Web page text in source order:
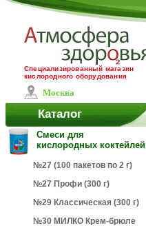
Специализированный магазин
кислородного оборудования
Каталог
Смеси для
кислородных коктейлей
№27 (100 пакетов по 2 г)
№27 Профи (300 г)
№29 Классическая (300 г)
№30 МИЛКО Крем-брюле